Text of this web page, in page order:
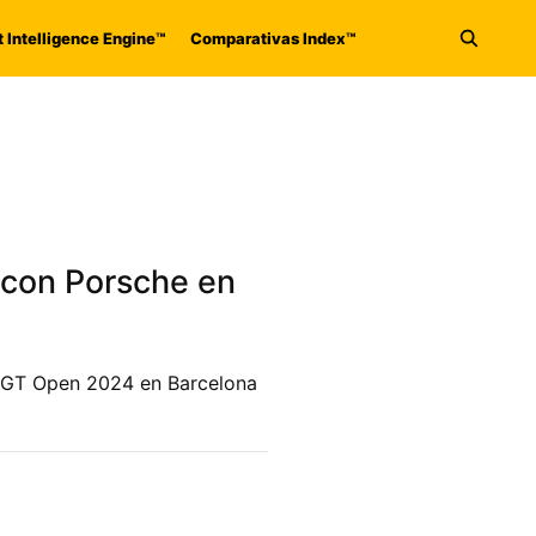
Intelligence Engine™ Comparativas Index™
Abrir
Porsche en
Open 2024 en Barcelona